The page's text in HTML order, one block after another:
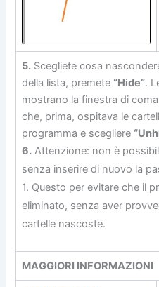
5. Scegliete cosa
della lista, premete “Hide”.
mostrano la finestra di
che, prima, ospitava le
programma e scegliere
6. Attenzione: non è
senza inserire di nuovo la
1. Questo per evitare che il
eliminato, senza aver
cartelle nascoste.
MAGGIORI INFORMAZIONI